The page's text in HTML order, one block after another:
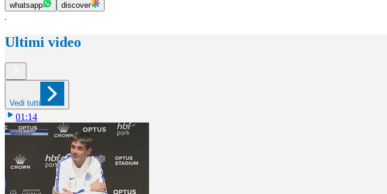
whatsapp discover
Ultimi video
Vedi tutti
01:14